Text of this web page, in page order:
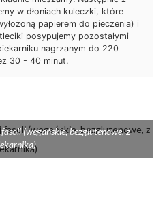
w dłoniach kuleczki, które
papierem do pieczenia) i
posypujemy pozostałymi
nagrzanym do 220
30 - 40 minut.
(wegańskie, bezglutenowe, z